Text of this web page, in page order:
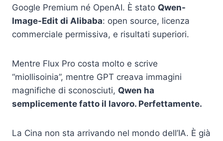
Google Premium né OpenAI. È stato Qwen-
Image-Edit di Alibaba: open source, licenza
commerciale permissiva, e risultati superiori.
Mentre Flux Pro costa molto e scrive
“miollisoinia”, mentre GPT creava immagini
magnifiche di sconosciuti, Qwen ha
semplicemente fatto il lavoro. Perfettamente.
La Cina non sta arrivando nel mondo dell’IA. È già